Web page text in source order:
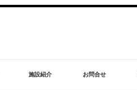
施設紹介 お問合せ